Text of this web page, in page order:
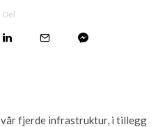
Del
fjerde infrastruktur, i tillegg